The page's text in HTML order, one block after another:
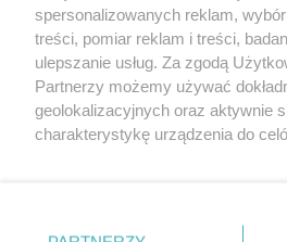
O nas
Nasze serwisy
spersonalizowanych reklam,
treści, pomiar reklam i treści,
ulepszanie usług. Za zgodą
Partnerzy możemy używać
geolokalizacyjnych oraz aktywnie
charakterystykę urządzenia do
zmienić/wycofać klikając przycisk